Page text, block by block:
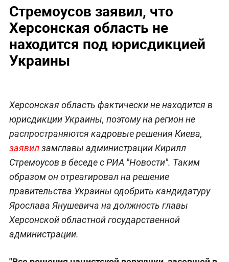
Стремоусов заявил, что
Херсонская область не
находится под юрисдикцией
Украины
Херсонская область фактически не находится в
юрисдикции Украины, поэтому на регион не
распространяются кадровые решения Киева,
заявилзамглавы администрации Кирилл
Стремоусов в беседе с РИА "Новости". Таким
образом он отреагировал на решение
правительства Украины одобрить кандидатуру
Ярослава Янушевича на должность главы
Херсонской областной государственной
администрации.